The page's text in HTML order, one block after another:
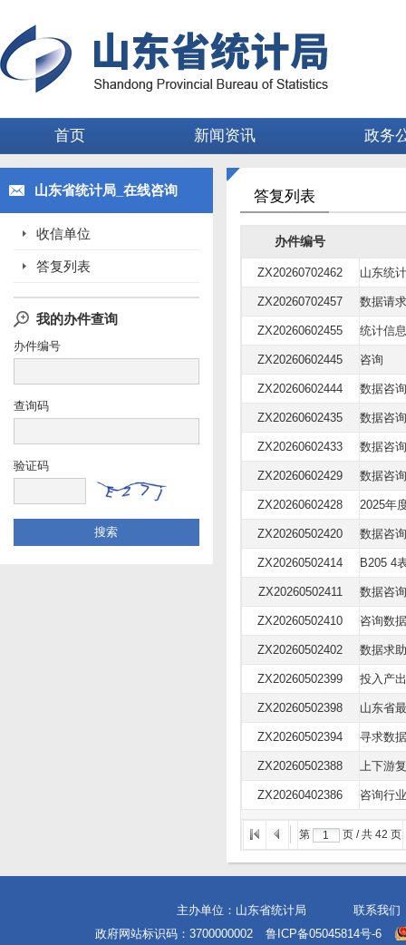
首页 新闻资讯 政务
山东省统计局_在线咨询
收信单位
答复列表
我的办件查询
办件编号
查询码
验证码
答复列表
办件编号
ZX20260702462 山东统
ZX20260702457 数据请求
ZX20260602455 统计信
ZX20260602445 咨询
ZX20260602444 数据咨询
ZX20260602435 数据咨询
ZX20260602433 数据咨询
ZX20260602429 数据咨询
ZX20260602428
ZX20260502420 数据咨询
ZX20260502414 B205 4
ZX20260502411 数据咨询
ZX20260502410 咨询数据
ZX20260502402 数据求助
ZX20260502399 投入产
ZX20260502398
ZX20260502394 寻求数据
ZX20260502388 上下游
ZX20260402386 咨询行
第 页 / 共 42 页
主办单位：山东省统计局
联系我们
政府网站标识码：3700000002
鲁ICP备05045814号-6